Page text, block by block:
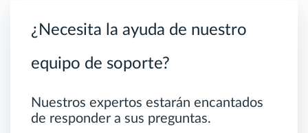
¿Necesita la ayuda de nuestro
equipo de soporte?
Nuestros expertos estarán encantados
de responder a sus preguntas.